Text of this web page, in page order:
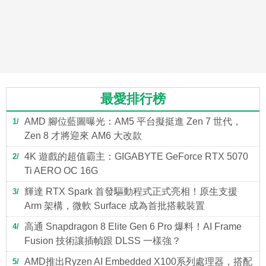
最愛排行榜
1
AMD 腳位藍圖曝光：AM5 平台擬挺進 Zen 7 世代，
Zen 8 才將迎來 AM6 大改款
2
4K 遊戲的超值霸主：GIGABYTE GeForce RTX 5070
Ti AERO OC 16G
3
輝達 RTX Spark 首發驅動程式正式亮相！原生支援
Arm 架構，微軟 Surface 成為首批搭載裝置
4
高通 Snapdragon 8 Elite Gen 6 Pro 爆料！AI Frame
Fusion 技術讓插幀跟 DLSS 一樣強？
5 AMD推出Ryzen AI Embedded X100系列處理器，搭配